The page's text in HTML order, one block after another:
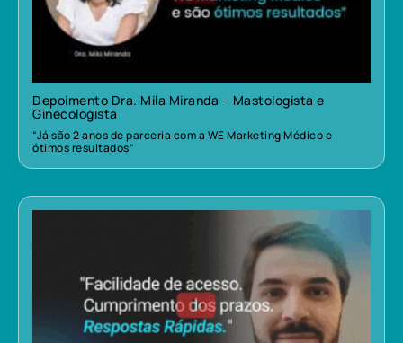
Depoimento Dra. Mila Miranda – Mastologista e
Ginecologista
“Já são 2 anos de parceria com a WE Marketing Médico e
ótimos resultados”